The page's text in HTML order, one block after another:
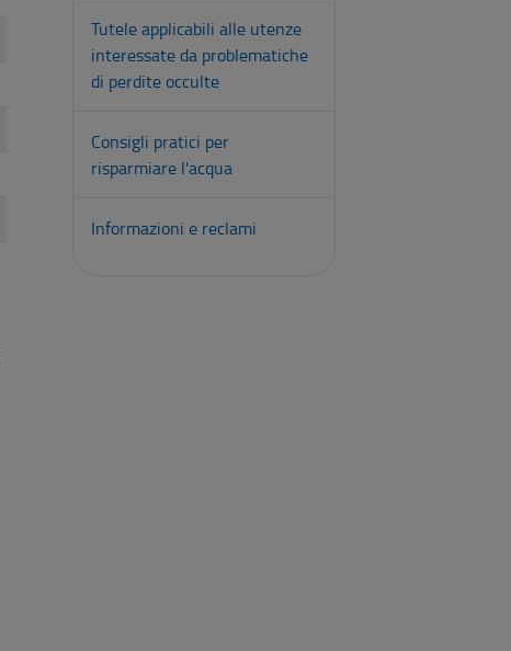
Tutele applicabili alle utenze
interessate da problematiche
di perdite occulte
Consigli pratici per
risparmiare l'acqua
Informazioni e reclami